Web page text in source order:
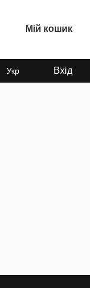
Мій кошик
Укр Вхід